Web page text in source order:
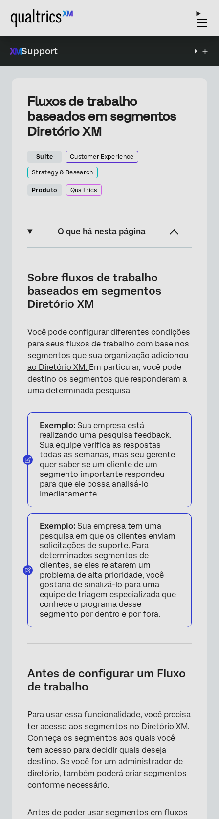
Support
Fluxos de trabalho
baseados em segmentos
Diretório XM
Suite Customer Experience
Strategy & Research
Produto Qualtrics
O que há nesta página
Antes de configurar um Fluxo de trabalho
Configuração de fluxos de trabalho com
Perguntas frequentes
Sobre fluxos de trabalho
baseados em segmentos
Diretório XM
Você pode configurar diferentes condições
para seus fluxos de trabalho com base nos
segmentos que sua organização adicionou
ao Diretório XM. Em particular, você pode
destino os segmentos que responderam a
uma determinada pesquisa.
Exemplo: Sua empresa está
realizando uma pesquisa feedback.
Sua equipe verifica as respostas
todas as semanas, mas seu gerente
quer saber se um cliente de um
segmento importante respondeu
para que ele possa analisá-lo
imediatamente.
Exemplo: Sua empresa tem uma
pesquisa em que os clientes enviam
solicitações de suporte. Para
determinados segmentos de
clientes, se eles relatarem um
problema de alta prioridade, você
gostaria de sinalizá-lo para uma
equipe de triagem especializada que
conhece o programa desse
segmento por dentro e por fora.
Antes de configurar um Fluxo
de trabalho
Para usar essa funcionalidade, você precisa
ter acesso aos segmentos no Diretório XM.
Conheça os segmentos aos quais você
tem acesso para decidir quais deseja
destino. Se você for um administrador de
diretório, também poderá criar segmentos
conforme necessário.
Antes de poder usar segmentos em fluxos